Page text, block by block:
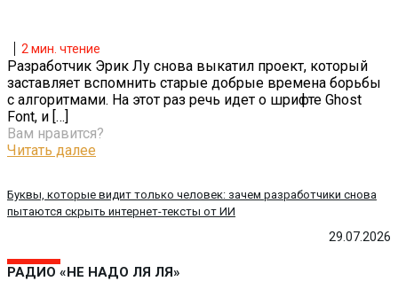
29.07.2026
Буквы, которые видит только человек: зачем разработчики снова
пытаются скрыть интернет-тексты от ИИ
2мин. чтение
Разработчик Эрик Лу снова выкатил проект, который
заставляет вспомнить старые добрые времена борьбы
с алгоритмами. На этот раз речь идет о шрифте Ghost
Font, и […]
Вам нравится?
Читать далее
РАДИО «НЕ НАДО ЛЯ ЛЯ»